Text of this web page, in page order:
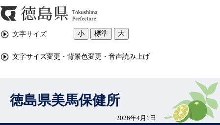
文字サイズ 小 標準 大
文字サイズ変更・背景色変更・音声読み上げ
徳島県美馬保健所
2026年4月1日